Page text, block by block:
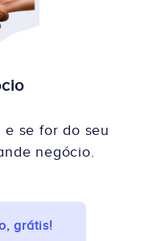
se for do seu
negócio.
grátis!